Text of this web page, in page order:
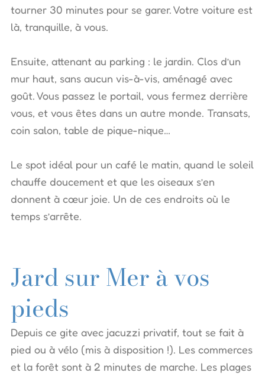
tourner 30 minutes pour se garer. Votre voiture est
là, tranquille, à vous.
Ensuite, attenant au parking : le jardin. Clos d’un
mur haut, sans aucun vis-à-vis, aménagé avec
goût. Vous passez le portail, vous fermez derrière
vous, et vous êtes dans un autre monde. Transats,
coin salon, table de pique-nique…
Le spot idéal pour un café le matin, quand le soleil
chauffe doucement et que les oiseaux s’en
donnent à cœur joie. Un de ces endroits où le
temps s’arrête.
Jard sur Mer à vos
pieds
Depuis ce gite avec jacuzzi privatif, tout se fait à
pied ou à vélo (mis à disposition !). Les commerces
et la forêt sont à 2 minutes de marche. Les plages